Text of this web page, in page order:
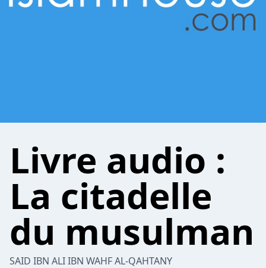
Livre audio :
La citadelle
du musulman
SAID IBN ALI IBN WAHF AL-QAHTANY